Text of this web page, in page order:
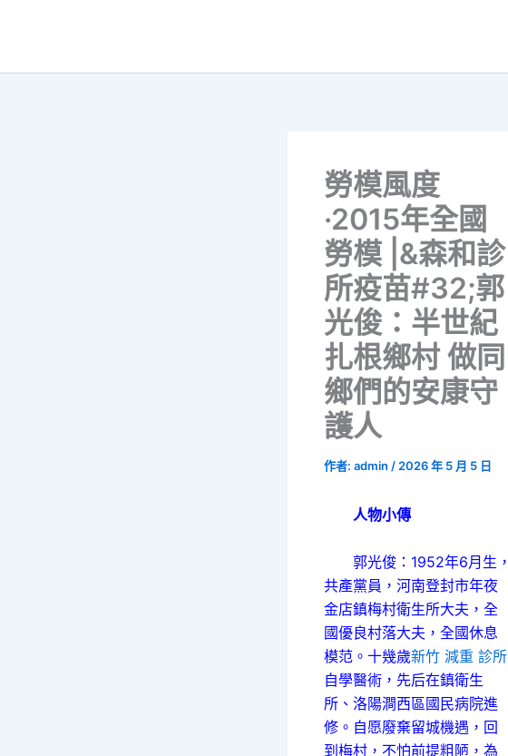
勞模風度
·2015年全國
勞模 |&森和診
所疫苗#32;郭
光俊：半世紀
扎根鄉村 做同
鄉們的安康守
護人
作者: admin / 2026 年 5 月 5 日
人物小傳
郭光俊：1952年6月生，
共產黨員，河南登封市年夜
金店鎮梅村衛生所大夫，全
國優良村落大夫，全國休息
模范。十幾歲新竹 減重 診所
自學醫術，先后在鎮衛生
所、洛陽澗西區國民病院進
修。自愿廢棄留城機遇，回
到梅村，不怕前提粗陋，為